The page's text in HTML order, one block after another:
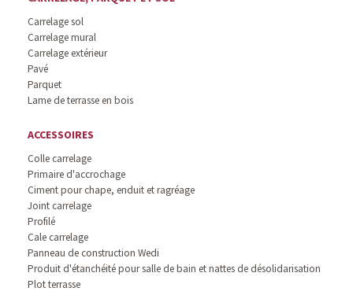
Carrelage sol
Carrelage mural
Carrelage extérieur
Pavé
Parquet
Lame de terrasse en bois
ACCESSOIRES
Colle carrelage
Primaire d'accrochage
Ciment pour chape, enduit et ragréage
Joint carrelage
Profilé
Cale carrelage
Panneau de construction Wedi
Produit d'étanchéité pour salle de bain et nattes de désolidarisation
Plot terrasse